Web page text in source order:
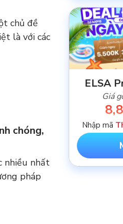
chủ đề
là với các
chóng,
nhiều nhất
pháp
ELSA
Giá
Nhập mã